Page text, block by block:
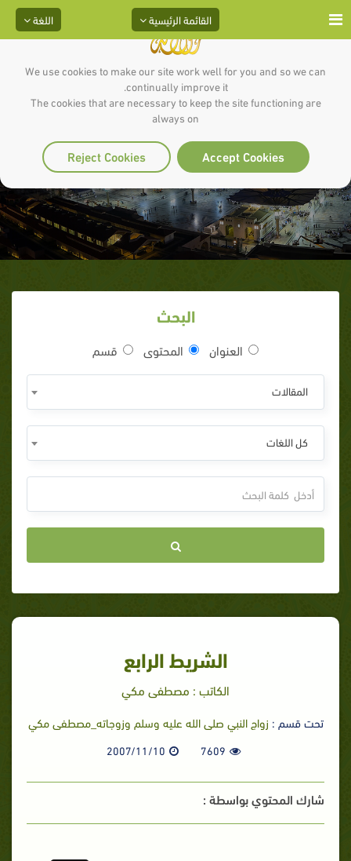
We use cookies to make our site work well for you and so we can
continually improve it.
The cookies that are necessary to keep the site functioning are
always on
Accept Cookies
Reject Cookies
اللغة القائمة الرئيسية
الشريط الرابع
البحث
العنوان المحتوى قسم
المقالات
كل اللغات
الشريط الرابع
الكاتب : مصطفى مكي
تحت قسم : زواج النبي صلى الله عليه وسلم وزوجاته_مصطفى مكي
7609
2007/11/10
شارك المحتوي بواسطة :